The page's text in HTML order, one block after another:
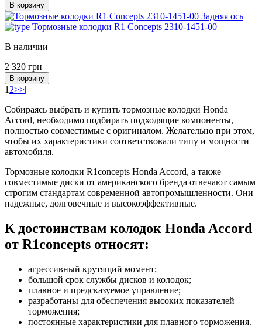
В корзину
Задняя ось
Тормозные колодки R1 Concepts 2310-1451-00
В наличии
2 320 грн
В корзину
1 2>>|
Собираясь выбрать и купить тормозные колодки Honda
Accord, необходимо подбирать подходящие компоненты,
полностью совместимые с оригиналом. Желательно при этом,
чтобы их характеристики соответствовали типу и мощности
автомобиля.
Тормозные колодки R1concepts Honda Accord, а также
совместимые диски от американского бренда отвечают самым
строгим стандартам современной автопромышленности. Они
надежные, долговечные и высокоэффективные.
К достоинствам колодок Honda Accord
от R1concepts относят:
агрессивный крутящий момент;
большой срок службы дисков и колодок;
плавное и предсказуемое управление;
разработаны для обеспечения высоких показателей
торможения;
постоянные характеристики для плавного торможения.